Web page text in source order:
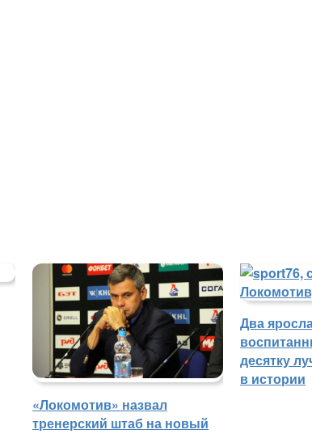
«Локомотив» назвал
тренерский штаб на новый
Два
десятку
в истории